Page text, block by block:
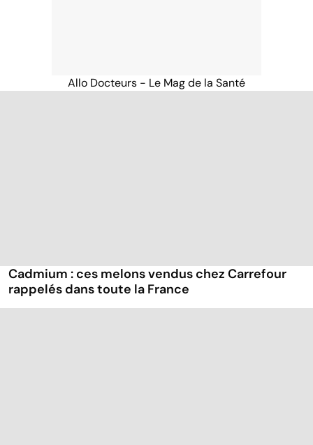
Allo Docteurs - Le Mag de la Santé
Cadmium : ces melons vendus chez Carrefour
rappelés dans toute la France